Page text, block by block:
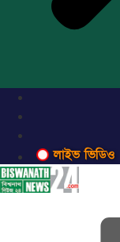
লাইভ ভিডিও